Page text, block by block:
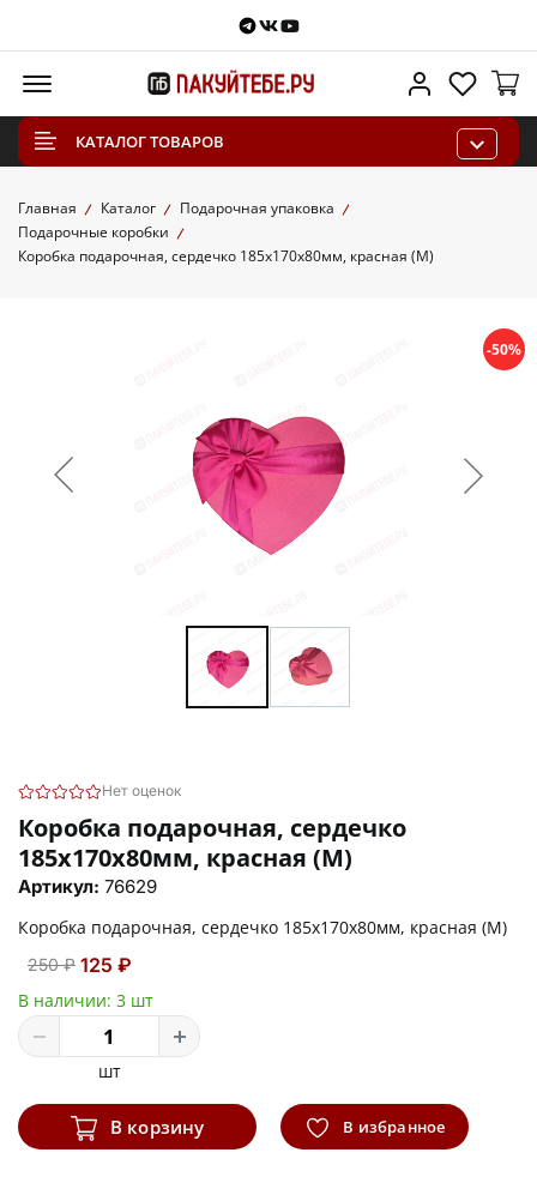
Telegram
VKontakte
Youtube
Личный
КАТАЛОГ ТОВАРОВ
Главная Каталог
Подарочная упаковка
Подарочные коробки
Коробка подарочная, сердечко 185х170х80мм, красная (M)
-50%
Нет оценок
Коробка подарочная, сердечко
185х170х80мм, красная (M)
Артикул: 76629
Коробка подарочная, сердечко 185х170х80мм, красная (M)
250 ₽ 125 ₽
В наличии: 3 шт
шт
В корзину В избранное